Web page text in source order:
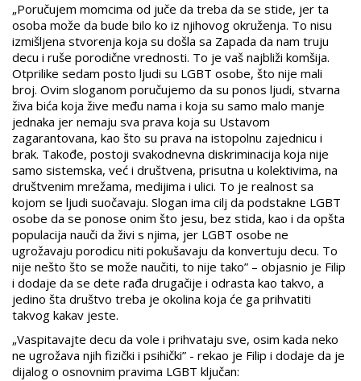
„Poručujem momcima od juče da treba da se stide, jer ta
osoba može da bude bilo ko iz njihovog okruženja. To nisu
izmišljena stvorenja koja su došla sa Zapada da nam truju
decu i ruše porodične vrednosti. To je vaš najbliži komšija.
Otprilike sedam posto ljudi su LGBT osobe, što nije mali
broj. Ovim sloganom poručujemo da su ponos ljudi, stvarna
živa bića koja žive među nama i koja su samo malo manje
jednaka jer nemaju sva prava koja su Ustavom
zagarantovana, kao što su prava na istopolnu zajednicu i
brak. Takođe, postoji svakodnevna diskriminacija koja nije
samo sistemska, već i društvena, prisutna u kolektivima, na
društvenim mrežama, medijima i ulici. To je realnost sa
kojom se ljudi suočavaju. Slogan ima cilj da podstakne LGBT
osobe da se ponose onim što jesu, bez stida, kao i da opšta
populacija nauči da živi s njima, jer LGBT osobe ne
ugrožavaju porodicu niti pokušavaju da konvertuju decu. To
nije nešto što se može naučiti, to nije tako” – objasnio je Filip
i dodaje da se dete rađa drugačije i odrasta kao takvo, a
jedino šta društvo treba je okolina koja će ga prihvatiti
takvog kakav jeste.
„Vaspitavajte decu da vole i prihvataju sve, osim kada neko
ne ugrožava njih fizički i psihički” - rekao je Filip i dodaje da je
dijalog o osnovnim pravima LGBT ključan: